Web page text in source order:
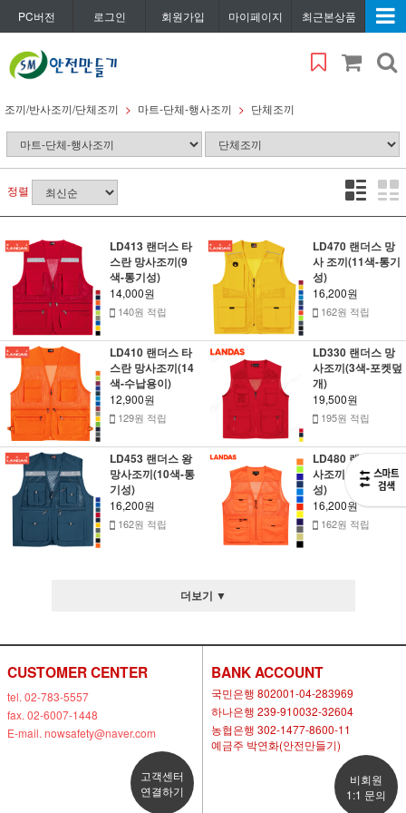
PC버전 로그인 회원가입 마이페이지 최근본상품
조끼/반사조끼/단체조끼 마트-단체-행사조끼 단체조끼
정렬
LD413 랜더스 타
스란 망사조끼(9
색-통기성)
14,000원
140원 적립
LD470 랜더스 망
사 조끼(11색-통기
성)
16,200원
162원 적립
LD410 랜더스 타
스란 망사조끼(14
색-수납용이)
12,900원
129원 적립
LD330 랜더스 망
사조끼(3색-포켓덮
개)
19,500원
195원 적립
LD453 랜더스 왕
망사조끼(10색-통
기성)
16,200원
162원 적립
LD480 랜더스 망
사조끼(12색-통기
성)
16,200원
162원 적립
더보기 ▼
CUSTOMER CENTER
tel. 02-783-5557
fax. 02-6007-1448
E-mail. nowsafety@naver.com
고객센터
연결하기
BANK ACCOUNT
국민은행 802001-04-283969
하나은행 239-910032-32604
농협은행 302-1477-8600-11
예금주 박연화(안전만들기)
비회원
1:1 문의